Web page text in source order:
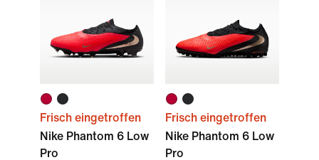
Frisch eingetroffen
Nike Phantom 6 Low
Pro
Frisch eingetroffen
Nike Phantom 6 Low
Pro